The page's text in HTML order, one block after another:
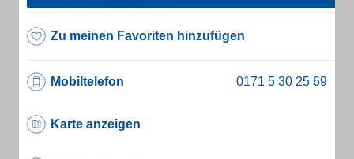
Zu meinen Favoriten hinzufügen
Mobiltelefon
Karte anzeigen